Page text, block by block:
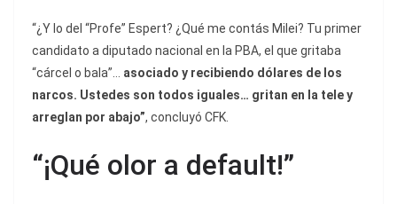
“¿Y lo del “Profe” Espert? ¿Qué me contás Milei? Tu primer
candidato a diputado nacional en la PBA, el que gritaba
“cárcel o bala”… asociado y recibiendo dólares de los
narcos. Ustedes son todos iguales… gritan en la tele y
arreglan por abajo”, concluyó CFK.
“¡Qué olor a default!”